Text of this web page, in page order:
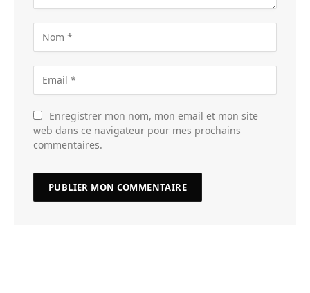
Enregistrer mon nom, mon email et mon site
web dans ce navigateur pour mes prochains
commentaires.